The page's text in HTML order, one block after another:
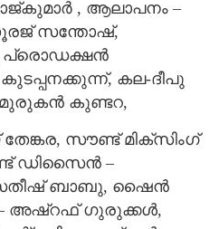
, ആലാപനം –
സന്തോഷ്,
, പ്രൊഡക്ഷൻ
കല-ദീപു
മുരുകൻ കുണ്ടറ,
സൗണ്ട് മിക്സിംഗ്
ഡിസൈൻ –
ബാബു, ഷൈൻ
അഷ്റഫ് ഗുരുക്കൾ,